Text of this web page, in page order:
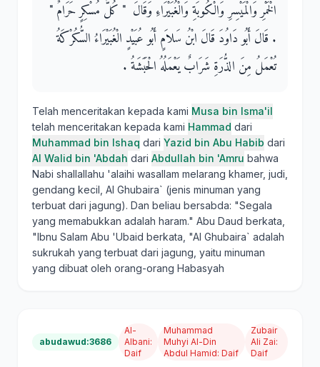
الْخَمْرِ وَالْمَيْسِرِ وَالْكُوبَةِ وَالْغُبَيْرَاءِ وَقَالَ ‏ "‏ كُلُّ مُسْكِرٍ حَرَامٌ ‏"‏
‏.‏ قَالَ أَبُو دَاوُدَ قَالَ ابْنُ سَلاَمٍ أَبُو عُبَيْدٍ الْغُبَيْرَاءُ السُّكُرْكَةُ
تُعْمَلُ مِنَ الذُّرَةِ شَرَابٌ يَعْمَلُهُ الْحَبَشَةُ ‏.‏
Telah menceritakan kepada kami Musa bin Isma'il
telah menceritakan kepada kami Hammad dari
Muhammad bin Ishaq dari Yazid bin Abu Habib dari
Al Walid bin 'Abdah dari Abdullah bin 'Amru bahwa
Nabi shallallahu 'alaihi wasallam melarang khamer, judi,
gendang kecil, Al Ghubaira` (jenis minuman yang
terbuat dari jagung). Dan beliau bersabda: "Segala
yang memabukkan adalah haram." Abu Daud berkata,
"Ibnu Salam Abu 'Ubaid berkata, "Al Ghubaira` adalah
sukrukah yang terbuat dari jagung, yaitu minuman
yang dibuat oleh orang-orang Habasyah
abudawud:3686
Al-
Albani:
Daif
Muhammad
Muhyi Al-Din
Abdul Hamid: Daif
Zubair
Ali Zai:
Daif